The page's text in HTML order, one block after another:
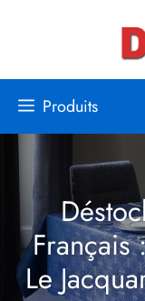
Produits
Le